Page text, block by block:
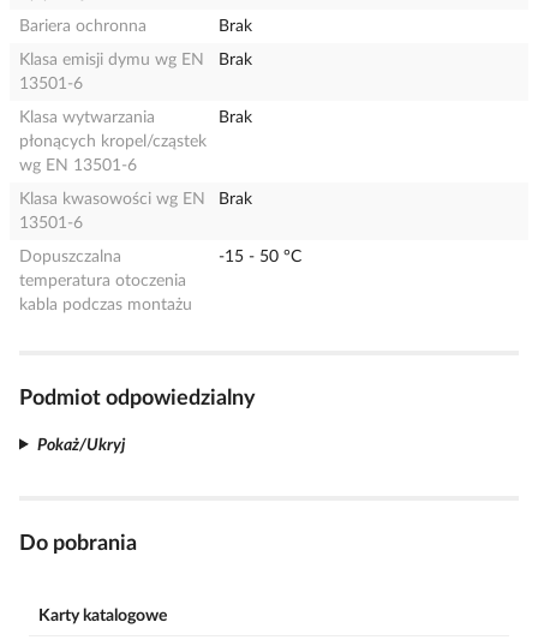
Bariera ochronna
Brak
Klasa emisji dymu wg EN
13501-6
Brak
Klasa wytwarzania
płonących kropel/cząstek
wg EN 13501-6
Brak
Klasa kwasowości wg EN
13501-6
Brak
Dopuszczalna
temperatura otoczenia
kabla podczas montażu
-15 - 50 °C
Podmiot odpowiedzialny
Pokaż/Ukryj
Do pobrania
Karty katalogowe